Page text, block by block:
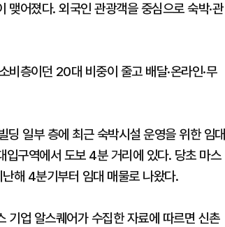
어졌다. 외국인 관광객을 중심으로 숙박·관
비층이던 20대 비중이 줄고 배달·온라인·무
일부 층에 최근 숙박시설 운영을 위한 임대
구역에서 도보 4분 거리에 있다. 당초 마스
해 4분기부터 임대 매물로 나왔다.
기업 알스퀘어가 수집한 자료에 따르면 신촌